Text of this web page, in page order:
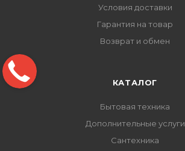
Условия доставки
Гарантия на товар
Возврат и обмен
КАТАЛОГ
Бытовая техника
Дополнительные услуги
Сантехника